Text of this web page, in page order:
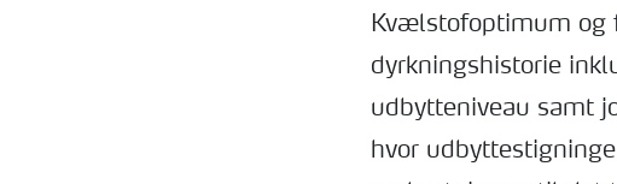
Kvælstofoptimum
dyrkningshistorie
udbytteniveau samt
hvor